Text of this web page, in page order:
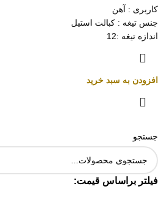
جستجو
فیلتر براساس قیمت:
کاربری : آهن
جنس تیغه : کبالت استیل
اندازه تیغه :12
افزودن به سبد خرید